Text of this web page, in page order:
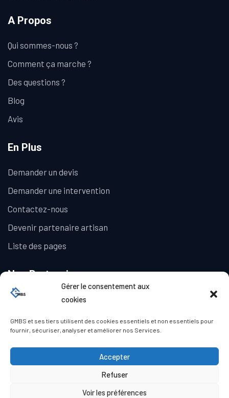
Gérer le consentement aux
cookies
GMBS et ses tiers utilisent des cookies essentiels et non essentiels pour
fournir, sécuriser, analyser et améliorer nos Services.
Accepter
Refuser
Voir les préférences
A Propos
Qui sommes-nous ?
Comment ça marche ?
Des questions ?
Blog
Avis
En Plus
Demander un devis
Demander une intervention
Contactez-nous
Devenir partenaire artisan
Liste des pages
Nos Partenaires
La Galerie Immobilière
© Copyright GMBS 2023. Tous droits réservés.
Politique de confidentialité